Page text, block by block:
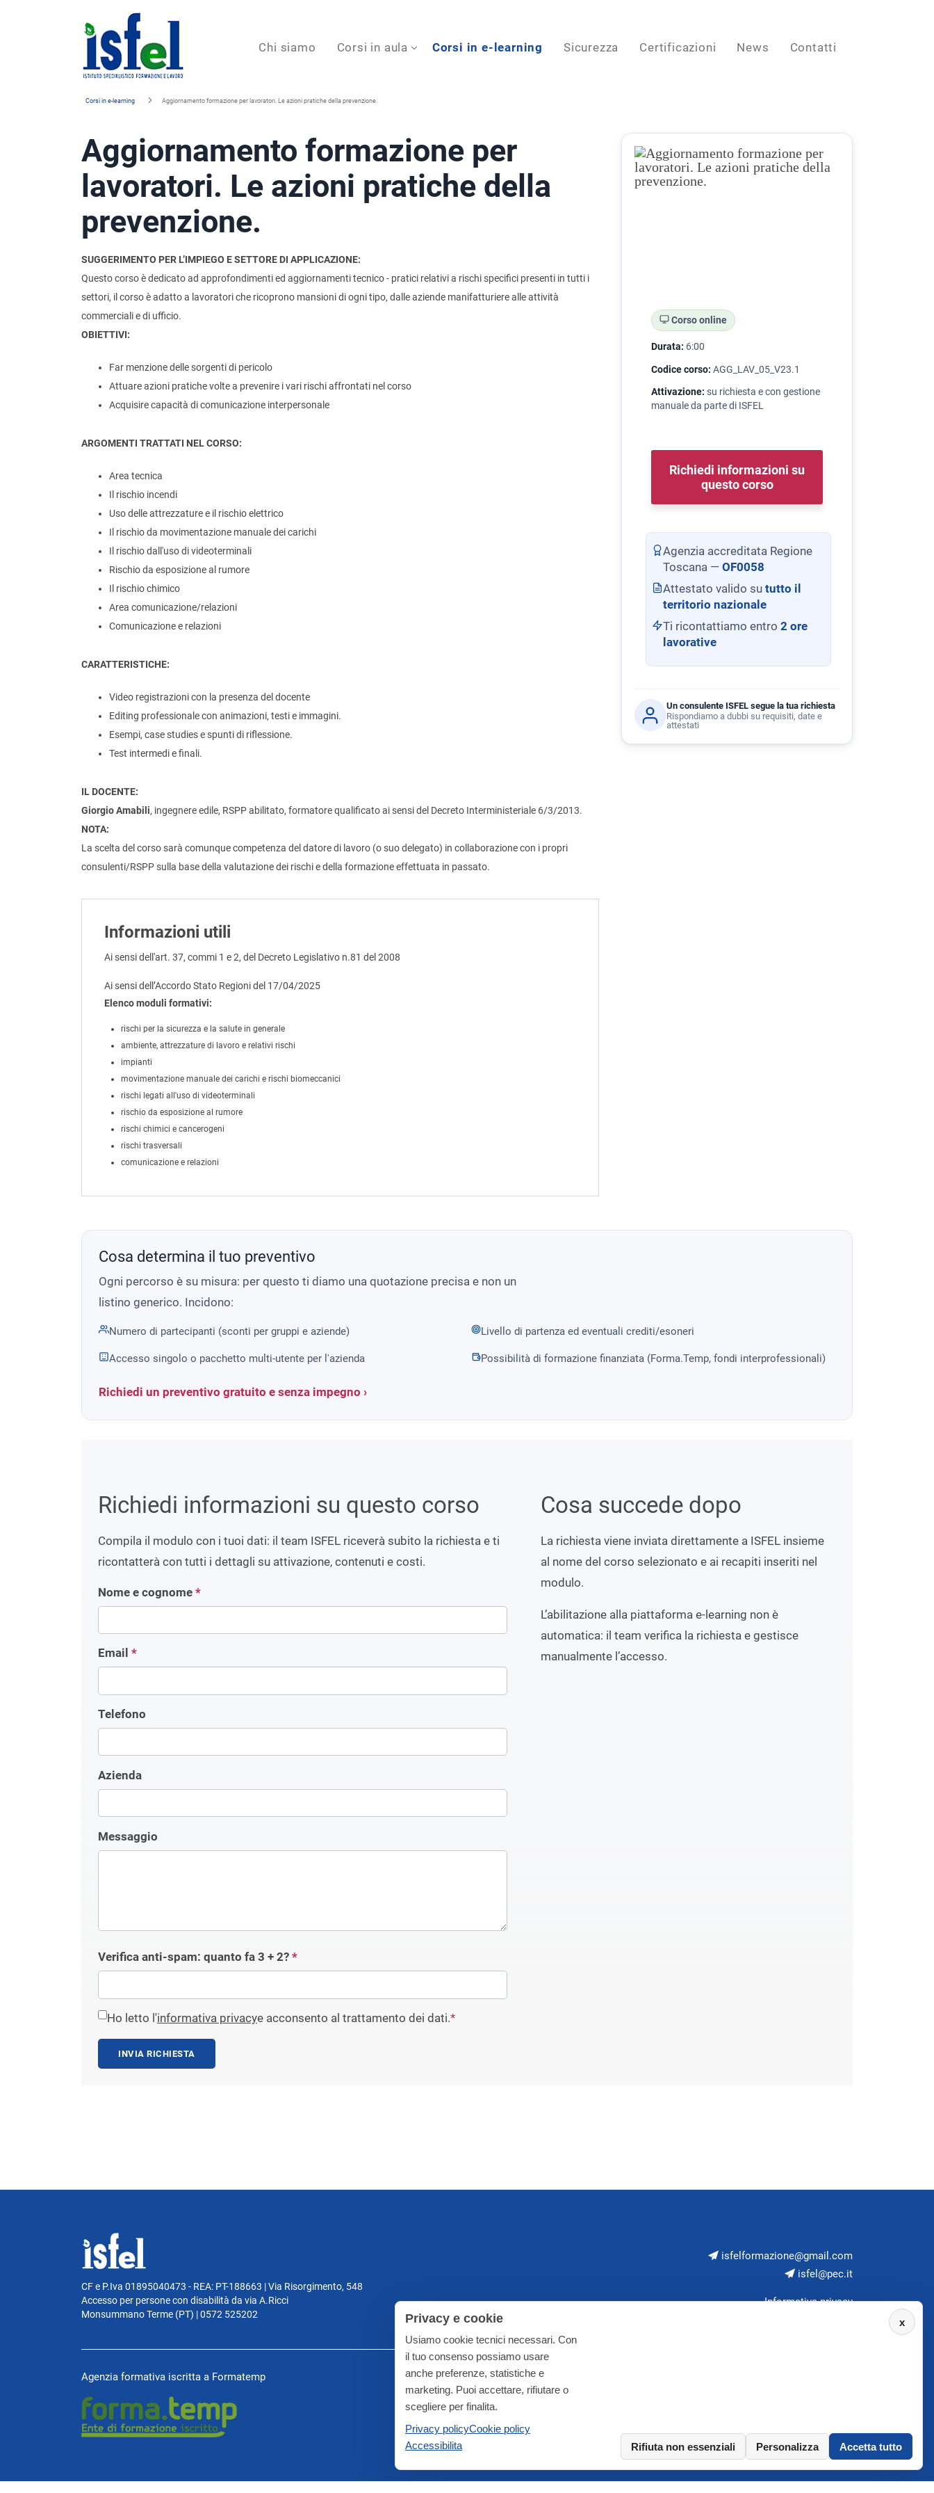
Istituto
formazione
e
lavoro
Chi siamo Corsi in aula Corsi in e-learning Sicurezza Certificazioni News Contatti
Corsi in e-learning Aggiornamento formazione per lavoratori. Le azioni pratiche della prevenzione.
Aggiornamento formazione per
lavoratori. Le azioni pratiche della
prevenzione.
SUGGERIMENTO PER L’IMPIEGO E SETTORE DI APPLICAZIONE:
Questo corso è dedicato ad approfondimenti ed aggiornamenti tecnico - pratici relativi a rischi specifici presenti in tutti i
settori, il corso è adatto a lavoratori che ricoprono mansioni di ogni tipo, dalle aziende manifatturiere alle attività
commerciali e di ufficio.
OBIETTIVI:
Far menzione delle sorgenti di pericolo
Attuare azioni pratiche volte a prevenire i vari rischi affrontati nel corso
Acquisire capacità di comunicazione interpersonale
ARGOMENTI TRATTATI NEL CORSO:
Area tecnica
Il rischio incendi
Uso delle attrezzature e il rischio elettrico
Il rischio da movimentazione manuale dei carichi
Il rischio dall'uso di videoterminali
Rischio da esposizione al rumore
Il rischio chimico
Area comunicazione/relazioni
Comunicazione e relazioni
CARATTERISTICHE:
Video registrazioni con la presenza del docente
Editing professionale con animazioni, testi e immagini.
Esempi, case studies e spunti di riflessione.
Test intermedi e finali.
IL DOCENTE:
Giorgio Amabili, ingegnere edile, RSPP abilitato, formatore qualificato ai sensi del Decreto Interministeriale 6/3/2013.
NOTA:
La scelta del corso sarà comunque competenza del datore di lavoro (o suo delegato) in collaborazione con i propri
consulenti/RSPP sulla base della valutazione dei rischi e della formazione effettuata in passato.
Informazioni utili
Ai sensi dell'art. 37, commi 1 e 2, del Decreto Legislativo n.81 del 2008
Ai sensi dell’Accordo Stato Regioni del 17/04/2025
Elenco moduli formativi:
rischi per la sicurezza e la salute in generale
ambiente, attrezzature di lavoro e relativi rischi
impianti
movimentazione manuale dei carichi e rischi biomeccanici
rischi legati all'uso di videoterminali
rischio da esposizione al rumore
rischi chimici e cancerogeni
rischi trasversali
comunicazione e relazioni
Corso online
Durata: 6:00
Codice corso: AGG_LAV_05_V23.1
Attivazione: su richiesta e con gestione
manuale da parte di ISFEL
Richiedi informazioni su
questo corso
Agenzia accreditata Regione
Toscana —OF0058
Attestato valido sututto il
territorio nazionale
Ti ricontattiamo entro2 ore
lavorative
Un consulente ISFEL segue la tua richiesta
Rispondiamo a dubbi su requisiti, date e
attestati
Cosa determina il tuo preventivo
Ogni percorso è su misura: per questo ti diamo una quotazione precisa e non un
listino generico. Incidono:
Numero di partecipanti (sconti per gruppi e aziende) Livello di partenza ed eventuali crediti/esoneri
Accesso singolo o pacchetto multi-utente per l'azienda Possibilità di formazione finanziata (Forma.Temp, fondi interprofessionali)
Richiedi un preventivo gratuito e senza impegno ›
Richiedi informazioni su questo corso
Compila il modulo con i tuoi dati: il team ISFEL riceverà subito la richiesta e ti
ricontatterà con tutti i dettagli su attivazione, contenuti e costi.
Nome e cognome *
Email *
Telefono
Azienda
Messaggio
Verifica anti-spam: quanto fa 3 + 2? *
Ho letto l'informativa privacye acconsento al trattamento dei dati.*
INVIA RICHIESTA
Cosa succede dopo
La richiesta viene inviata direttamente a ISFEL insieme
al nome del corso selezionato e ai recapiti inseriti nel
modulo.
L’abilitazione alla piattaforma e-learning non è
automatica: il team verifica la richiesta e gestisce
manualmente l’accesso.
CF e P.Iva 01895040473 - REA: PT-188663 | Via Risorgimento, 548
Accesso per persone con disabilità da via A.Ricci
Monsummano Terme (PT) | 0572 525202
isfelformazione@gmail.com
isfel@pec.it
Informativa privacy
Agenzia formativa iscritta a Formatemp
x
Privacy e cookie
Usiamo cookie tecnici necessari. Con
il tuo consenso possiamo usare
anche preferenze, statistiche e
marketing. Puoi accettare, rifiutare o
scegliere per finalita.
Privacy policyCookie policy
Accessibilita
Rifiuta non essenziali Personalizza Accetta tutto